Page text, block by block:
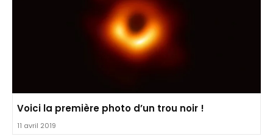
Voici la première photo d’un trou noir !
11 avril 2019